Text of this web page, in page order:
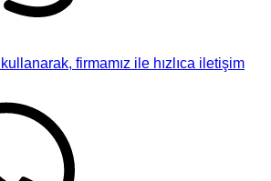
firmamız ile hızlıca iletişim